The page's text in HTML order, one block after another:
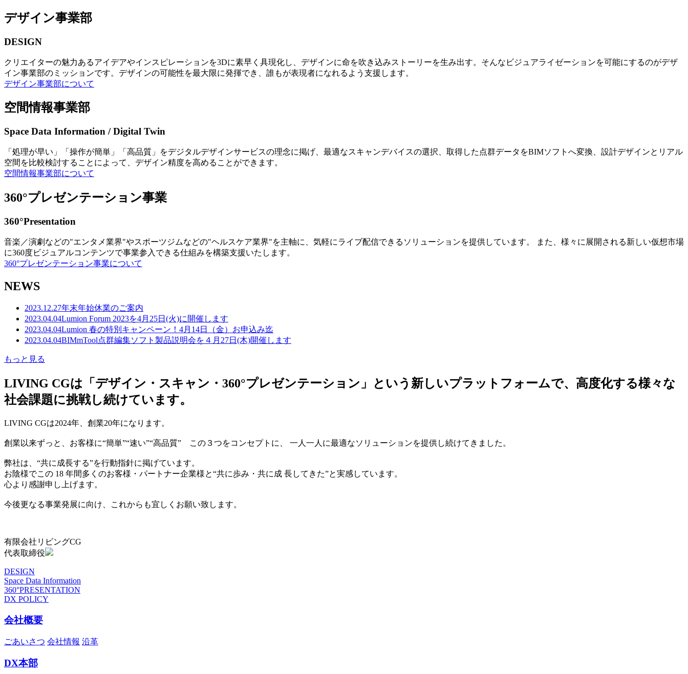
デザイン事業部
DESIGN
クリエイターの魅力あるアイデアやインスピレーションを3Dに素早く具現化し、デザインに命を吹き込みストーリーを生み出す。そんなビジュアライゼーションを可能にするのがデザ
イン事業部のミッションです。デザインの可能性を最大限に発揮でき、誰もが表現者になれるよう支援します。
デザイン事業部について
空間情報事業部
Space Data Information / Digital Twin
「処理が早い」「操作が簡単」「高品質」をデジタルデザインサービスの理念に掲げ、最適なスキャンデバイスの選択、取得した点群データをBIMソフトへ変換、設計デザインとリアル
空間を比較検討することによって、デザイン精度を高めることができます。
空間情報事業部について
360°プレゼンテーション事業
360°Presentation
音楽／演劇などの"エンタメ業界"やスポーツジムなどの"ヘルスケア業界"を主軸に、気軽にライブ配信できるソリューションを提供しています。 また、様々に展開される新しい仮想市場
に360度ビジュアルコンテンツで事業参入できる仕組みを構築支援いたします。
360°プレゼンテーション事業について
NEWS
2023.12.27年末年始休業のご案内
2023.04.04Lumion Forum 2023を4月25日(火)に開催します
2023.04.04Lumion 春の特別キャンペーン！4月14日（金）お申込み迄
2023.04.04BIMmTool点群編集ソフト製品説明会を４月27日(木)開催します
もっと見る
LIVING CGは「デザイン・スキャン・360°プレゼンテーション」という新しいプラットフォームで、高度化する様々な
社会課題に挑戦し続けています。
LIVING CGは2024年、創業20年になります。
創業以来ずっと、お客様に“簡単”“速い”“高品質” この３つをコンセプトに、 一人一人に最適なソリューションを提供し続けてきました。
弊社は、“共に成長する”を行動指針に掲げています。
お陰様でこの 18 年間多くのお客様・パートナー企業様と“共に歩み・共に成 長してきた”と実感しています。
心より感謝申し上げます。
今後更なる事業発展に向け、これからも宜しくお願い致します。
有限会社リビングCG
代表取締役
DESIGN
Space Data Information
360°PRESENTATION
DX POLICY
会社概要
ごあいさつ 会社情報 沿革
DX本部